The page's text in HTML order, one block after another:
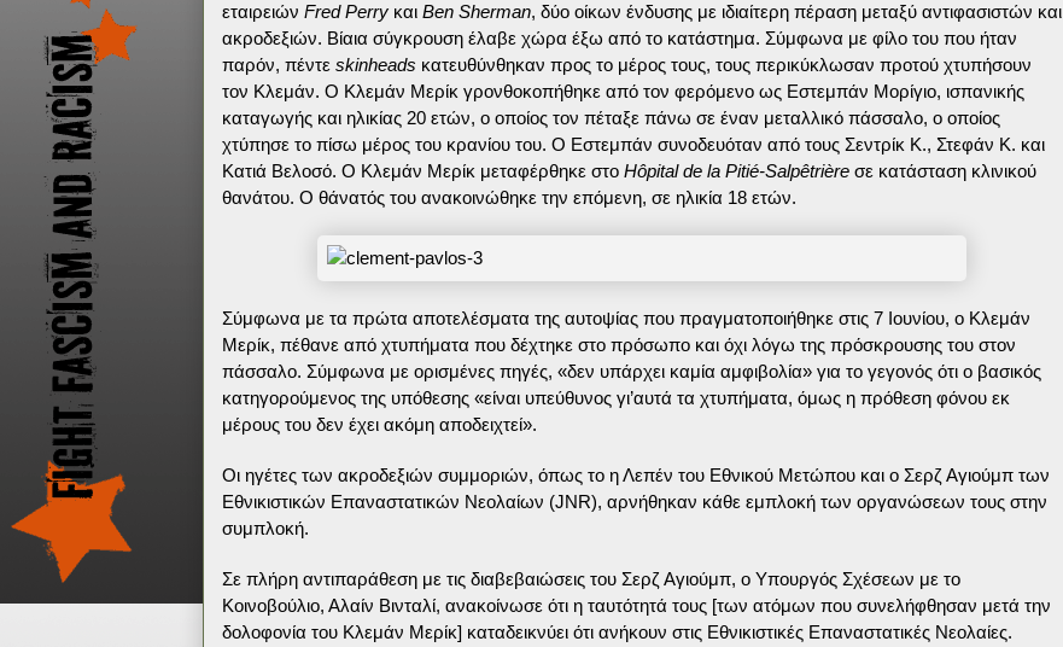
εταιρειών Fred Perry και Ben Sherman, δύο οίκων ένδυσης με ιδιαίτερη πέραση μεταξύ αντιφασιστών και
ακροδεξιών. Βίαια σύγκρουση έλαβε χώρα έξω από το κατάστημα. Σύμφωνα με φίλο του που ήταν
παρόν, πέντε skinheads κατευθύνθηκαν προς το μέρος τους, τους περικύκλωσαν προτού χτυπήσουν
τον Κλεμάν. Ο Κλεμάν Μερίκ γρονθοκοπήθηκε από τον φερόμενο ως Εστεμπάν Μορίγιο, ισπανικής
καταγωγής και ηλικίας 20 ετών, ο οποίος τον πέταξε πάνω σε έναν μεταλλικό πάσσαλο, ο οποίος
χτύπησε το πίσω μέρος του κρανίου του. Ο Εστεμπάν συνοδευόταν από τους Σεντρίκ Κ., Στεφάν Κ. και
Κατιά Βελοσό. Ο Κλεμάν Μερίκ μεταφέρθηκε στο Hôpital de la Pitié-Salpêtrière σε κατάσταση κλινικού
θανάτου. Ο θάνατός του ανακοινώθηκε την επόμενη, σε ηλικία 18 ετών.
Σύμφωνα με τα πρώτα αποτελέσματα της αυτοψίας που πραγματοποιήθηκε στις 7 Ιουνίου, ο Κλεμάν
Μερίκ, πέθανε από χτυπήματα που δέχτηκε στο πρόσωπο και όχι λόγω της πρόσκρουσης του στον
πάσσαλο. Σύμφωνα με ορισμένες πηγές, «δεν υπάρχει καμία αμφιβολία» για το γεγονός ότι ο βασικός
κατηγορούμενος της υπόθεσης «είναι υπεύθυνος γι’αυτά τα χτυπήματα, όμως η πρόθεση φόνου εκ
μέρους του δεν έχει ακόμη αποδειχτεί».
Οι ηγέτες των ακροδεξιών συμμοριών, όπως το η Λεπέν του Εθνικού Μετώπου και ο Σερζ Αγιούμπ των
Εθνικιστικών Επαναστατικών Νεολαίων (JNR), αρνήθηκαν κάθε εμπλοκή των οργανώσεων τους στην
συμπλοκή.
Σε πλήρη αντιπαράθεση με τις διαβεβαιώσεις του Σερζ Αγιούμπ, ο Υπουργός Σχέσεων με το
Κοινοβούλιο, Αλαίν Βινταλί, ανακοίνωσε ότι η ταυτότητά τους [των ατόμων που συνελήφθησαν μετά την
δολοφονία του Κλεμάν Μερίκ] καταδεικνύει ότι ανήκουν στις Εθνικιστικές Επαναστατικές Νεολαίες.